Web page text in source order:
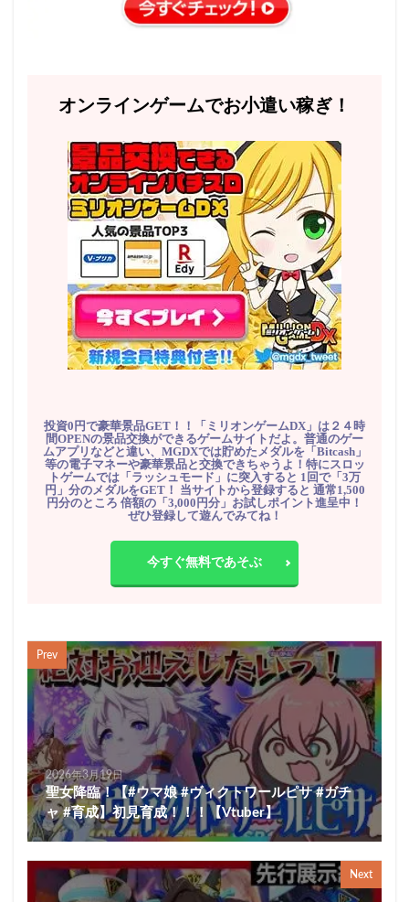
オンラインゲームでお小遣い稼ぎ！
投資0円で豪華景品GET！！「ミリオンゲームDX」は２４時
間OPENの景品交換ができるゲームサイトだよ。普通のゲー
ムアプリなどと違い、MGDXでは貯めたメダルを「Bitcash」
等の電子マネーや豪華景品と交換できちゃうよ！特にスロッ
トゲームでは「ラッシュモード」に突入すると 1回で「3万
円」分のメダルをGET！ 当サイトから登録すると 通常1,500
円分のところ 倍額の「3,000円分」お試しポイント進呈中！
ぜひ登録して遊んでみてね！
今すぐ無料であそぶ
Prev
2026年3月19日
聖女降臨！【#ウマ娘 #ヴィクトワールピサ #ガチ
ャ #育成】初見育成！！！【Vtuber】
Next